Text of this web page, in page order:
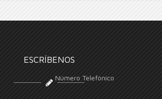
ESCRÍBENOS
Número Telefónico